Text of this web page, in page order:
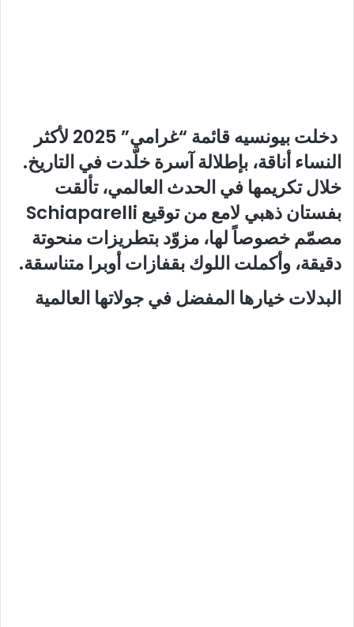
دخلت بيونسيه قائمة “غرامي” 2025 لأكثر
النساء أناقة، بإطلالة آسرة خلّدت في التاريخ.
خلال تكريمها في الحدث العالمي، تألقت
بفستان ذهبي لامع من توقيع Schiaparelli
مصمّم خصوصاً لها، مزوّد بتطريزات منحوتة
دقيقة، وأكملت اللوك بقفازات أوبرا متناسقة.
البدلات خيارها المفضل في جولاتها العالمية